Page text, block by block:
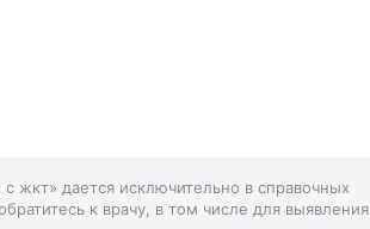
жкт» дается исключительно в справочных
к врачу, в том числе для выявления